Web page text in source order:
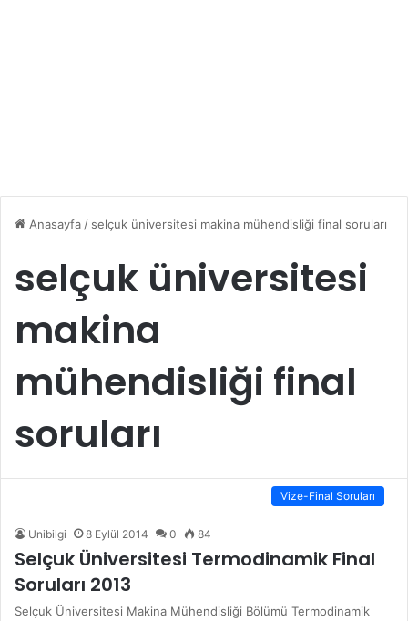
Anasayfa / selçuk üniversitesi makina mühendisliği final soruları
selçuk üniversitesi
makina
mühendisliği final
soruları
Vize-Final Soruları
Unibilgi 8 Eylül 2014 0 84
Selçuk Üniversitesi Termodinamik Final
Soruları 2013
Selçuk Üniversitesi Makina Mühendisliği Bölümü Termodinamik